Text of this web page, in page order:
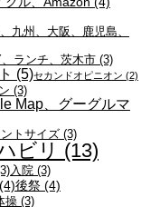
九州、大阪、鹿児島、
ランチ、茨木市 (3)
(5)セカンドオピニオン (2)
(3)
Map、グーグルマ
トサイズ (3)
ビリ (13)
入院 (3)
(4)後祭 (4)
操 (3)